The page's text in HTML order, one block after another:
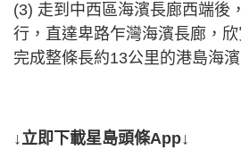
(3) 走到中西區海濱長廊西端後
行，直達卑路乍灣海濱長廊，
完成整條長約13公里的港島海濱
↓立即下載星島頭條App↓